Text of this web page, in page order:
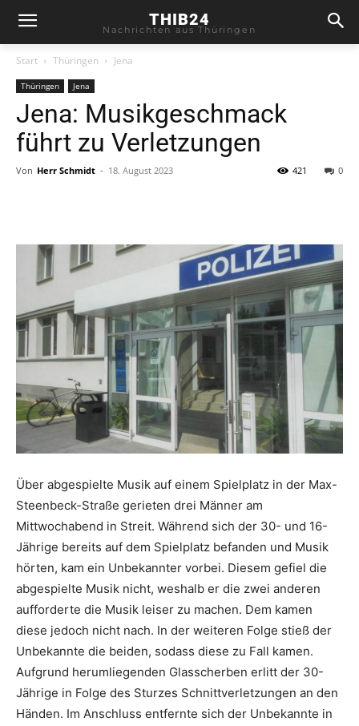
THIB24
Nachrichten aus Thüringen
Start Thüringen Jena
Thüringen Jena
Jena: Musikgeschmack
führt zu Verletzungen
Von Herr Schmidt - 18. August 2023 0
421
Über abgespielte Musik auf einem Spielplatz in der Max-
Steenbeck-Straße gerieten drei Männer am
Mittwochabend in Streit. Während sich der 30- und 16-
Jährige bereits auf dem Spielplatz befanden und Musik
hörten, kam ein Unbekannter vorbei. Diesem gefiel die
abgespielte Musik nicht, weshalb er die zwei anderen
aufforderte die Musik leiser zu machen. Dem kamen
diese jedoch nicht nach. In der weiteren Folge stieß der
Unbekannte die beiden, sodass diese zu Fall kamen.
Aufgrund herumliegenden Glasscherben erlitt der 30-
Jährige in Folge des Sturzes Schnittverletzungen an den
Händen. Im Anschluss entfernte sich der Unbekannte in